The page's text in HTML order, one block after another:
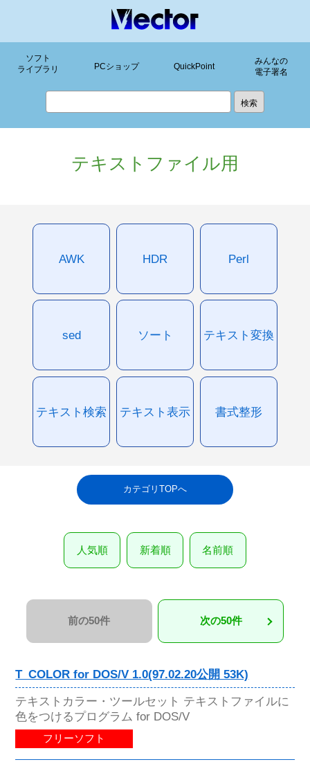
ソフト
ライブラリ
PCショップ QuickPoint
みんなの
電子署名
テキストファイル用
AWK HDR Perl
sed ソート テキスト変換
テキスト検索 テキスト表示 書式整形
カテゴリTOPへ
人気順 新着順 名前順
前の50件 次の50件
T_COLOR for DOS/V 1.0(97.02.20公開 53K)
テキストカラー・ツールセット テキストファイルに
色をつけるプログラム for DOS/V
フリーソフト